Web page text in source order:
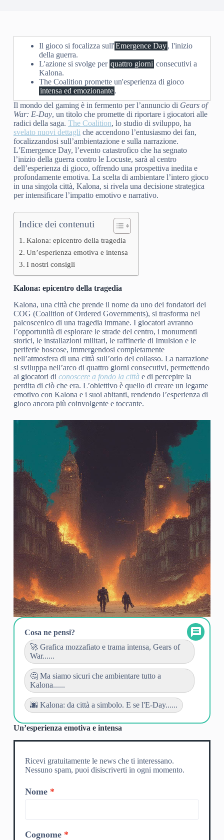
Il gioco si focalizza sull'Emergence Day, l'inizio
della guerra.
L'azione si svolge per quattro giorni consecutivi a
Kalona.
The Coalition promette un'esperienza di gioco
intensa ed emozionante.
Il mondo del gaming è in fermento per l’annuncio di Gears of
War: E-Day, un titolo che promette di riportare i giocatori alle
radici della saga. The Coalition, lo studio di sviluppo, ha
svelato nuovi dettagli che accendono l’entusiasmo dei fan,
focalizzandosi sull’ambientazione e sulla narrazione.
L’Emergence Day, l’evento catastrofico che ha segnato
l’inizio della guerra contro le Locuste, sarà al centro
dell’esperienza di gioco, offrendo una prospettiva inedita e
profondamente emotiva. La scelta di ambientare l’intero gioco
in una singola città, Kalona, si rivela una decisione strategica
per intensificare l’impatto emotivo e narrativo.
Indice dei contenuti
Kalona: epicentro della tragedia
Un’esperienza emotiva e intensa
I nostri consigli
Kalona: epicentro della tragedia
Kalona, una città che prende il nome da uno dei fondatori dei
COG (Coalition of Ordered Governments), si trasforma nel
palcoscenico di una tragedia immane. I giocatori avranno
l’opportunità di esplorare le strade del centro, i monumenti
storici, le installazioni militari, le raffinerie di Imulsion e le
periferie boscose, immergendosi completamente
nell’atmosfera di una città sull’orlo del collasso. La narrazione
si sviluppa nell’arco di quattro giorni consecutivi, permettendo
ai giocatori di conoscere a fondo la cittàe di percepire la
perdita di ciò che era. L’obiettivo è quello di creare un legame
emotivo con Kalona e i suoi abitanti, rendendo l’esperienza di
gioco ancora più coinvolgente e toccante.
Cosa ne pensi?
🚀 Grafica mozzafiato e trama intensa, Gears of
War......
🤔 Ma siamo sicuri che ambientare tutto a
Kalona......
🌆 Kalona: da città a simbolo. E se l'E-Day......
Un’esperienza emotiva e intensa
Ricevi gratuitamente le news che ti interessano.
Nessuno spam, puoi disiscriverti in ogni momento.
Nome
Cognome